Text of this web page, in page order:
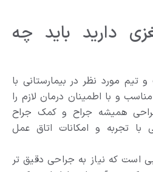
دارید باید چه
تیم مورد نظر در بیمارستانی با
و با اطمینان درمان لازم را
همیشه جراح و کمک جراح
تجربه و امکانات اتاق عمل
است که نیاز به جراحی دقیق تر